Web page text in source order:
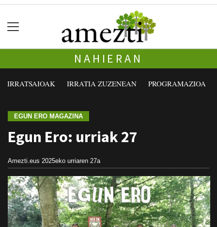
NAHIERAN
IRRATSAIOAK IRRATIA ZUZENEAN PROGRAMAZIOA
EGUN ERO MAGAZINA
Egun Ero: urriak 27
Amezti.eus 2025eko urriaren 27a